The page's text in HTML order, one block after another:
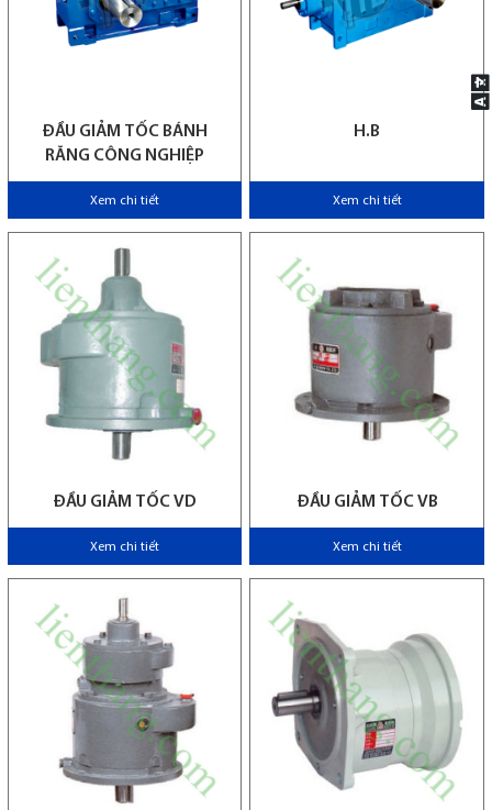
ĐẦU GIẢM TỐC BÁNH
RĂNG CÔNG NGHIỆP
Xem chi tiết
H.B
Xem chi tiết
ĐẦU GIẢM TỐC VD
Xem chi tiết
ĐẦU GIẢM TỐC VB
Xem chi tiết